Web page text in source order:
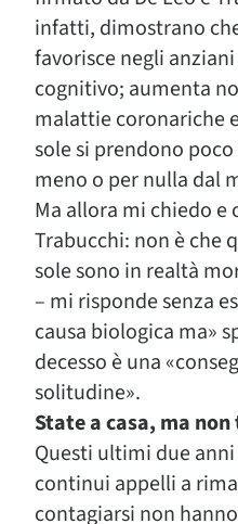
infatti, dimostrano
favorisce negli
cognitivo; aumenta
malattie coronariche
sole si prendono
meno o per nulla dal
Ma allora mi chiedo
Trabucchi: non è che
sole sono in realtà
– mi risponde senza
causa biologica ma»
decesso è una
solitudine».
State a casa, ma
Questi ultimi due
continui appelli a
contagiarsi non